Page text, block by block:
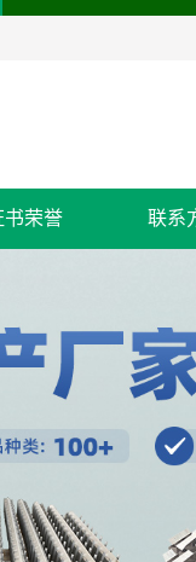
书荣誉 联系